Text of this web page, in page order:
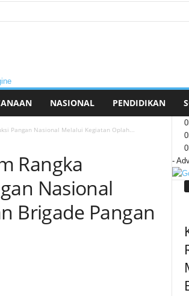
NASIONAL PENDIDIKAN
Pangan Nasional Melalui Kegiatan Oplah...
Rangka
Nasional
Brigade Pangan
0
0
0
-